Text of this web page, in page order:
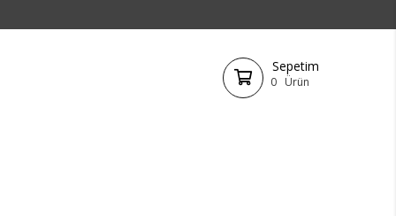
Sepetim
0 Ürün